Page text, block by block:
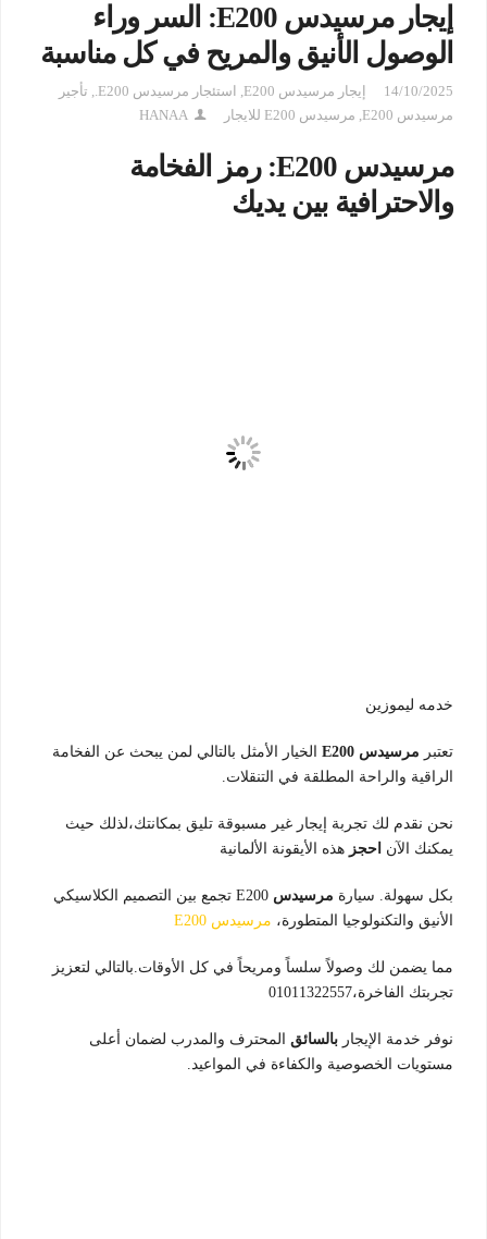
إيجار مرسيدس E200: السر وراء
الوصول الأنيق والمريح في كل مناسبة
14/10/2025 إيجار مرسيدس E200 , استئجار مرسيدس E200. , تأجير
مرسيدس E200
, مرسيدس E200 للايجار HANAA
مرسيدس E200: رمز الفخامة
والاحترافية بين يديك
خدمه ليموزين
تعتبر مرسيدس E200
الخيار الأمثل بالتالي لمن يبحث عن الفخامة
الراقية والراحة المطلقة في التنقلات.
نحن نقدم لك تجربة إيجار غير مسبوقة تليق بمكانتك،لذلك حيث
يمكنك الآن احجز هذه الأيقونة الألمانية
بكل سهولة. سيارة مرسيدس
E200 تجمع بين التصميم الكلاسيكي
الأنيق والتكنولوجيا المتطورة، مرسيدس E200
مما يضمن لك وصولاً سلساً ومريحاً في كل الأوقات.بالتالي لتعزيز
تجربتك الفاخرة،01011322557
نوفر خدمة الإيجار بالسائق المحترف والمدرب لضمان أعلى
مستويات الخصوصية والكفاءة في المواعيد.